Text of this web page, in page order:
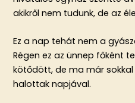
akikről nem tudunk, de az
Ez a nap tehát nem a
Régen ez az ünnep főként
kötődött, de ma már
halottak napjával.